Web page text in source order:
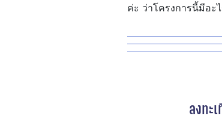
ค่ะ ว่าโครงการนี้มีอะ
ลงทะ